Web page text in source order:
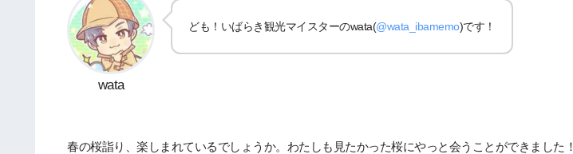
wata
ども！いばらき観光マイスターのwata(@wata_ibamemo)です！
春の桜詣り、楽しまれているでしょうか。わたしも見たかった桜にやっと会うことができました！